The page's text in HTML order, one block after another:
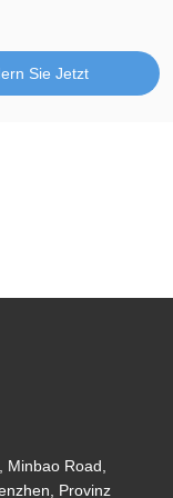
Sie Jetzt
Road,
Provinz